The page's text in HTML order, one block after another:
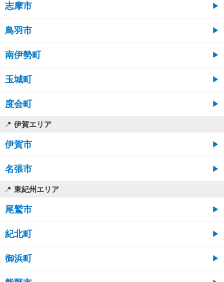
志摩市
鳥羽市
南伊勢町
玉城町
度会町
伊賀エリア
伊賀市
名張市
東紀州エリア
尾鷲市
紀北町
御浜町